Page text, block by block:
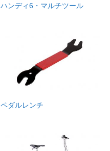
ハンディ6・マルチツール
ペダルレンチ